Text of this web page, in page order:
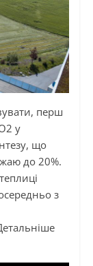
перш
у
що
до 20%.
з